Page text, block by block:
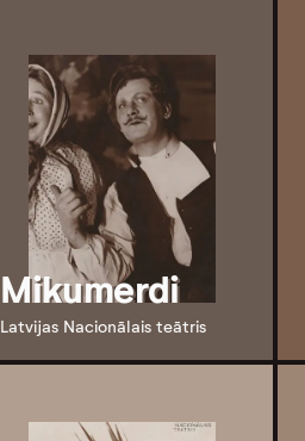
Mikumerdi
Latvijas Nacionālais teātris